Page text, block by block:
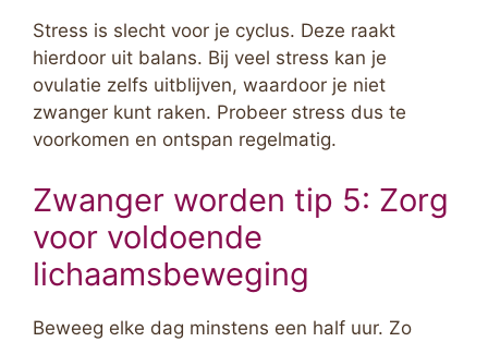
Stress is slecht voor je cyclus. Deze raakt
hierdoor uit balans. Bij veel stress kan je
ovulatie zelfs uitblijven, waardoor je niet
zwanger kunt raken. Probeer stress dus te
voorkomen en ontspan regelmatig.
Zwanger worden tip 5: Zorg
voor voldoende
lichaamsbeweging
Beweeg elke dag minstens een half uur. Zo